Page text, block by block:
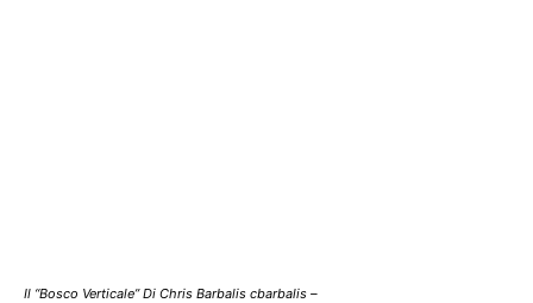
Il “Bosco Verticale” Di Chris Barbalis cbarbalis –